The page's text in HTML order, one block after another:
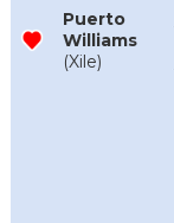
Puerto
Williams
(Xile)